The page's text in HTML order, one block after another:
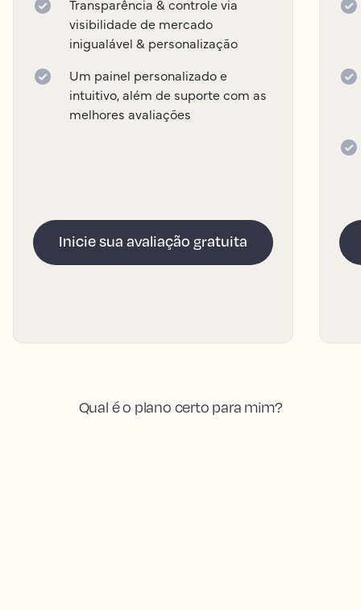
Transparência & controle via
visibilidade de mercado
inigualável & personalização
Um painel personalizado e
intuitivo, além de suporte com as
melhores avaliações
Inicie sua avaliação gratuita
Qual é o plano certo para mim?